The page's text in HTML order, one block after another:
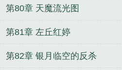
第80章 天魔流光图
第81章 左丘红婷
第82章 银月临空的反杀